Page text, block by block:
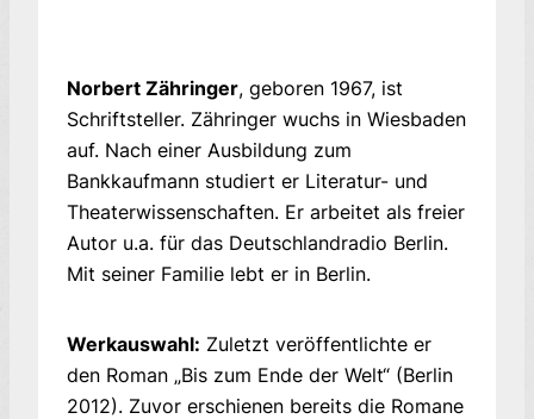
Norbert Zähringer, geboren 1967, ist
Schriftsteller. Zähringer wuchs in Wiesbaden
auf. Nach einer Ausbildung zum
Bankkaufmann studiert er Literatur- und
Theaterwissenschaften. Er arbeitet als freier
Autor u.a. für das Deutschlandradio Berlin.
Mit seiner Familie lebt er in Berlin.
Werkauswahl: Zuletzt veröffentlichte er
den Roman „Bis zum Ende der Welt“ (Berlin
2012). Zuvor erschienen bereits die Romane